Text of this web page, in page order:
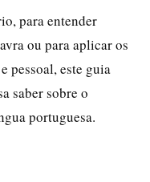
para entender
ou para aplicar os
pessoal, este guia
saber sobre o
portuguesa.